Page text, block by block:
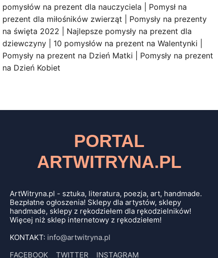
pomysłów na prezent dla nauczyciela | Pomysł na
prezent dla miłośników zwierząt | Pomysły na prezenty
na święta 2022 | Najlepsze pomysły na prezent dla
dziewczyny | 10 pomysłów na prezent na Walentynki |
Pomysły na prezent na Dzień Matki | Pomysły na prezent
na Dzień Kobiet
PORTAL
ARTWITRYNA.PL
ArtWitryna.pl - sztuka, literatura, poezja, art, handmade.
Bezpłatne ogłoszenia! Sklepy dla artystów, sklepy
handmade, sklepy z rękodziełem dla rękodzielników!
Więcej niż sklep internetowy z rękodziełem!
KONTAKT: info@artwitryna.pl
FACEBOOK
TWITTER
INSTAGRAM